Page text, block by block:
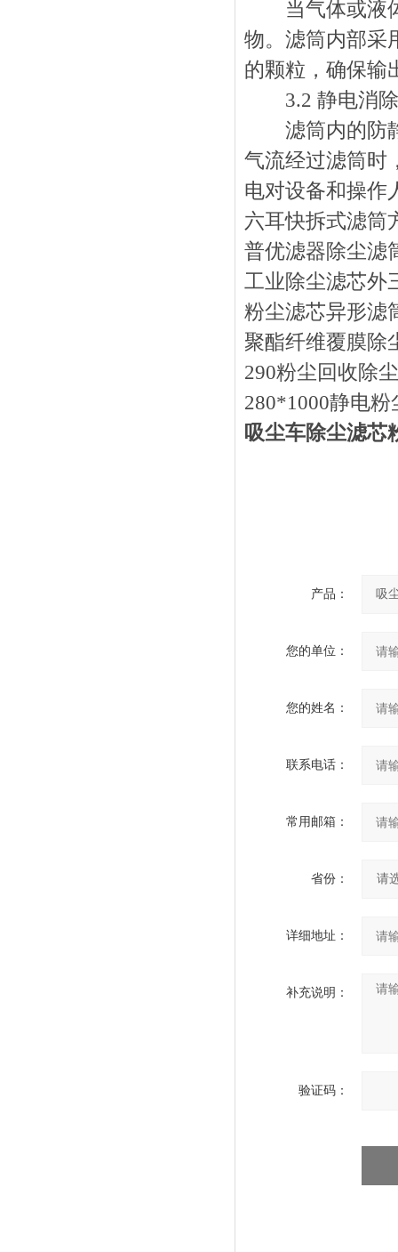
当气体或液体
物。滤筒内部采
的颗粒，确保输
3.2 静电消除
滤筒内的防静
气流经过滤筒时
电对设备和操作
六耳快拆式滤筒
普优滤器除尘滤
工业除尘滤芯外
粉尘滤芯异形滤
聚酯纤维覆膜除
290粉尘回收除
280*1000静电
吸尘车除尘滤芯
产品：
您的单位：
您的姓名：
联系电话：
常用邮箱：
省份：
详细地址：
补充说明：
验证码：